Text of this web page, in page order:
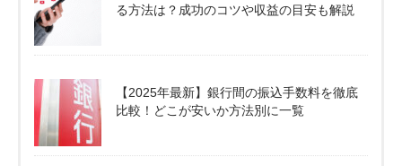
る方法は？成功のコツや収益の目安も解説
【2025年最新】銀行間の振込手数料を徹底
比較！どこが安いか方法別に一覧